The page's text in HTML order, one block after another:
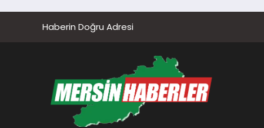
Haberin Doğru Adresi